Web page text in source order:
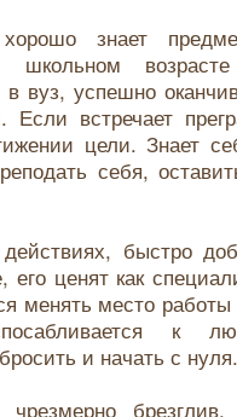
знает
вуз, успешно
Если встречает
цели. Знает
себя,
быстро
ценят как
менять место
к
и начать с нуля.
чрезмерно